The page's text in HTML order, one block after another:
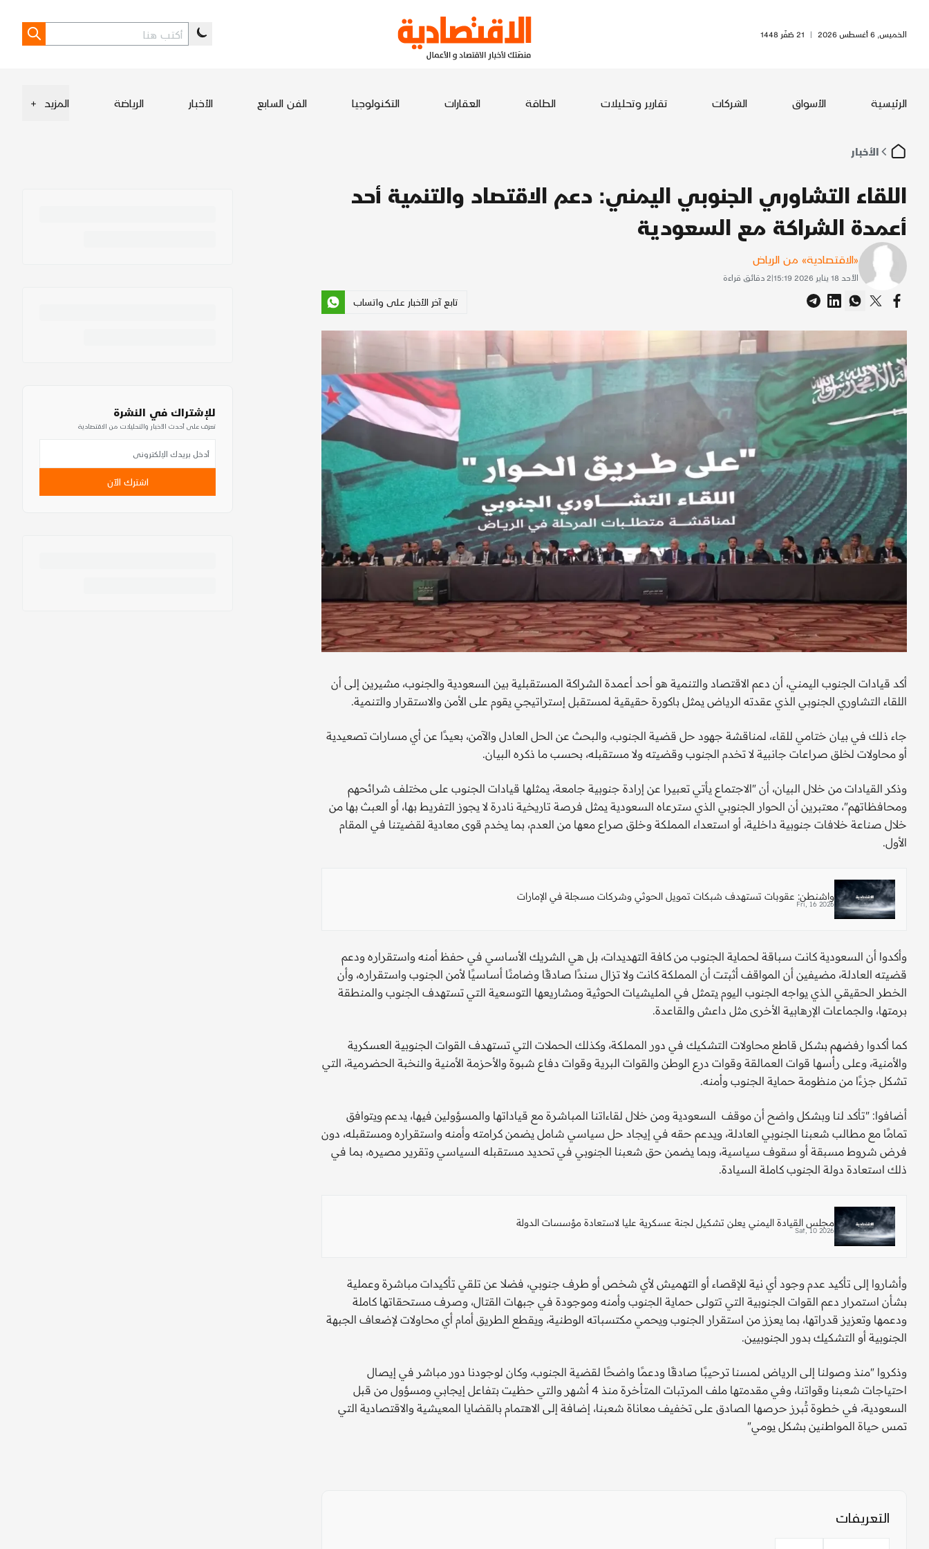
الخميس, 6 أغسطس 2026 | 21 صَفَر 1448
الرئيسية الأسواق الشركات تقارير وتحليلات الطاقة العقارات التكنولوجيا الفن السابع الأخبار الرياضة المزيد +
الأخبار
اللقاء التشاوري الجنوبي اليمني: دعم الاقتصاد والتنمية أحد
أعمدة الشراكة مع السعودية
«الاقتصادية» من الرياض
الأحد 18 يناير 2026 15:19 |
2 دقائق قراءة
تابع آخر الأخبار على واتساب
أكد قيادات الجنوب اليمني، أن دعم الاقتصاد والتنمية هو أحد أعمدة الشراكة المستقبلية بين السعودية والجنوب، مشيرين إلى أن
اللقاء التشاوري الجنوبي الذي عقدته الرياض يمثل باكورة حقيقية لمستقبل إستراتيجي يقوم على الأمن والاستقرار والتنمية.
جاء ذلك في بيان ختامي للقاء، لمناقشة جهود حل قضية الجنوب، والبحث عن الحل العادل والآمن، بعيدًا عن أي مسارات تصعيدية
أو محاولات لخلق صراعات جانبية لا تخدم الجنوب وقضيته ولا مستقبله، بحسب ما ذكره البيان.
وذكر القيادات من خلال البيان، أن "الاجتماع يأتي تعبيرا عن إرادة جنوبية جامعة، يمثلها قيادات الجنوب على مختلف شرائحهم
ومحافظاتهم"، معتبرين أن الحوار الجنوبي الذي سترعاه السعودية يمثل فرصة تاريخية نادرة لا يجوز التفريط بها، أو العبث بها من
خلال صناعة خلافات جنوبية داخلية، أو استعداء المملكة وخلق صراع معها من العدم، بما يخدم قوى معادية لقضيتنا في المقام
الأول.
واشنطن: عقوبات تستهدف شبكات تمويل الحوثي وشركات مسجلة في الإمارات
Fri, 16 2026
وأكدوا أن السعودية كانت سباقة لحماية الجنوب من كافة التهديدات، بل هي الشريك الأساسي في حفظ أمنه واستقراره ودعم
قضيته العادلة، مضيفين أن المواقف أثبتت أن المملكة كانت ولا تزال سندًا صادقًا وضامنًا أساسيًا لأمن الجنوب واستقراره، وأن
الخطر الحقيقي الذي يواجه الجنوب اليوم يتمثل في المليشيات الحوثية ومشاريعها التوسعية التي تستهدف الجنوب والمنطقة
برمتها، والجماعات الإرهابية الأخرى مثل داعش والقاعدة.
كما أكدوا رفضهم بشكل قاطع محاولات التشكيك في دور المملكة، وكذلك الحملات التي تستهدف القوات الجنوبية العسكرية
والأمنية، وعلى رأسها قوات العمالقة وقوات درع الوطن والقوات البرية وقوات دفاع شبوة والأحزمة الأمنية والنخبة الحضرمية، التي
تشكل جزءًا من منظومة حماية الجنوب وأمنه.
أضافوا: "تأكد لنا وبشكل واضح أن موقف السعودية ومن خلال لقاءاتنا المباشرة مع قياداتها والمسؤولين فيها، يدعم ويتوافق
تمامًا مع مطالب شعبنا الجنوبي العادلة، ويدعم حقه في إيجاد حل سياسي شامل يضمن كرامته وأمنه واستقراره ومستقبله، دون
فرض شروط مسبقة أو سقوف سياسية، وبما يضمن حق شعبنا الجنوبي في تحديد مستقبله السياسي وتقرير مصيره، بما في
ذلك استعادة دولة الجنوب كاملة السيادة.
مجلس القيادة اليمني يعلن تشكيل لجنة عسكرية عليا لاستعادة مؤسسات الدولة
Sat, 10 2026
وأشاروا إلى تأكيد عدم وجود أي نية للإقصاء أو التهميش لأي شخص أو طرف جنوبي، فضلا عن تلقي تأكيدات مباشرة وعملية
بشأن استمرار دعم القوات الجنوبية التي تتولى حماية الجنوب وأمنه وموجودة في جبهات القتال، وصرف مستحقاتها كاملة
ودعمها وتعزيز قدراتها، بما يعزز من استقرار الجنوب ويحمي مكتسباته الوطنية، ويقطع الطريق أمام أي محاولات لإضعاف الجبهة
الجنوبية أو التشكيك بدور الجنوبيين.
وذكروا "منذ وصولنا إلى الرياض لمسنا ترحيبًا صادقًا ودعمًا واضحًا لقضية الجنوب، وكان لوجودنا دور مباشر في إيصال
احتياجات شعبنا وقواتنا، وفي مقدمتها ملف المرتبات المتأخرة منذ 4 أشهر والتي حظيت بتفاعل إيجابي ومسؤول من قبل
السعودية، في خطوة تُبرز حرصها الصادق على تخفيف معاناة شعبنا، إضافة إلى الاهتمام بالقضايا المعيشية والاقتصادية التي
تمس حياة المواطنين بشكل يومي"
التعريفات
للإشتراك في النشرة
تعرف على أحدث الأخبار والتحليلات من الاقتصادية
اشترك الآن